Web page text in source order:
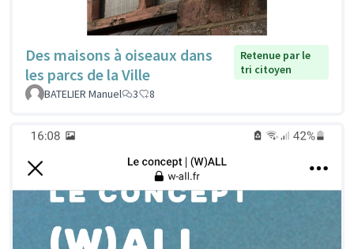
Des maisons à oiseaux dans
les parcs de la Ville
Retenue par le
tri citoyen
BATELIER Manuel
3 8